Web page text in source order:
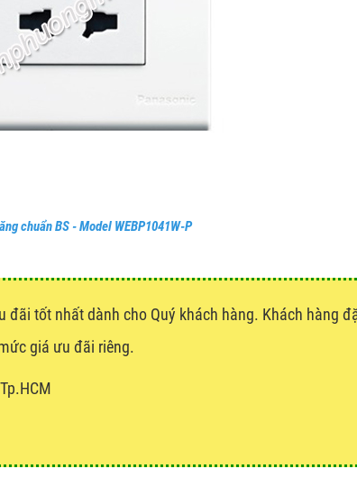
chuẩn BS - Model WEBP1041W-P
đãi tốt nhất dành cho Quý khách hàng. Khách hàng
giá ưu đãi riêng.